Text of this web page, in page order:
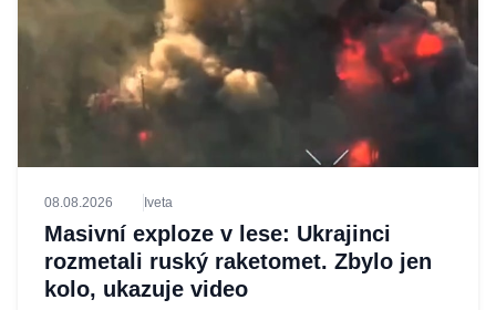
08.08.2026 Iveta
Masivní exploze v lese: Ukrajinci
rozmetali ruský raketomet. Zbylo jen
kolo, ukazuje video